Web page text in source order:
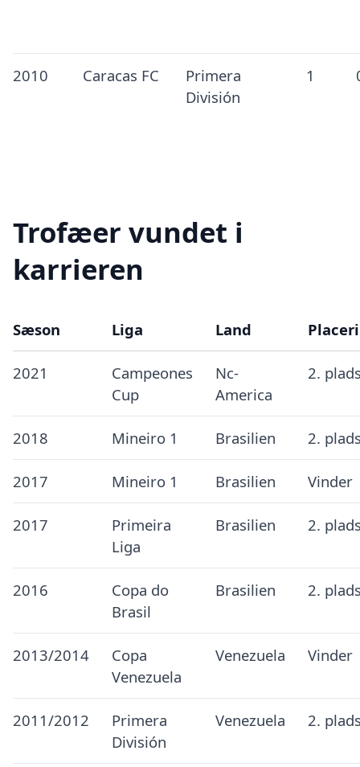
2010 Caracas FC
Primera
División
1
Trofæer vundet i
karrieren
Sæson Liga Land
2021
Campeones
Cup
Nc-
America
2.
2018 Mineiro 1 Brasilien 2.
2017 Mineiro 1 Brasilien Vinder
2017
Primeira
Liga
Brasilien 2.
2016
Copa do
Brasil
Brasilien 2.
2013/2014
Copa
Venezuela
Venezuela Vinder
2011/2012
Primera
División
Venezuela 2.